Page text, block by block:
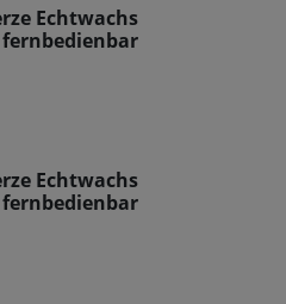
Echtwachs
fernbedienbar
Echtwachs
fernbedienbar